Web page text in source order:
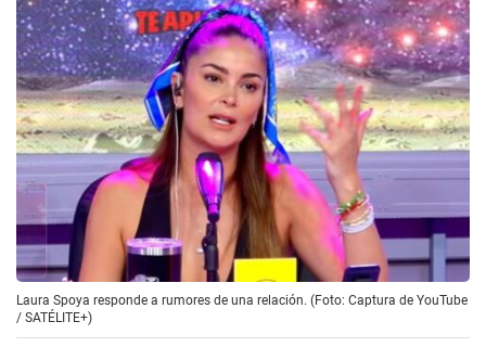
Laura Spoya responde a rumores de una relación. (Foto: Captura de YouTube
/ SATÉLITE+)